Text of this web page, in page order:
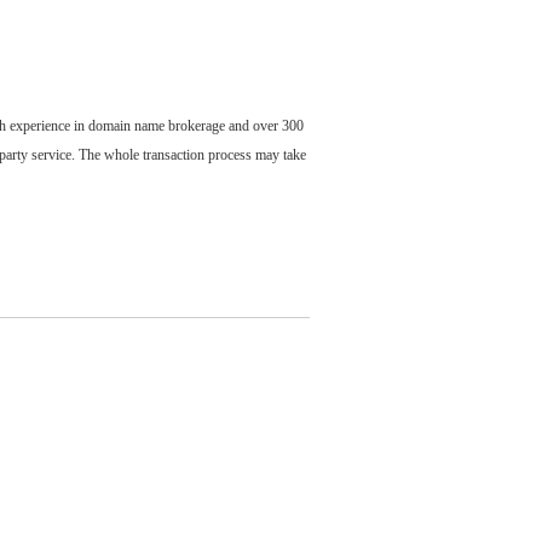
in domain name brokerage and over 300
service. The whole transaction process may take